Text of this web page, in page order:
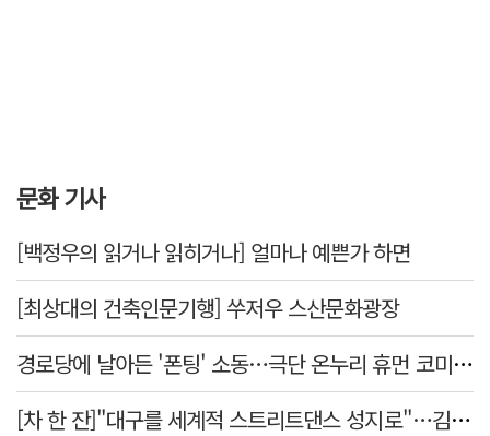
문화 기사
[백정우의 읽거나 읽히거나] 얼마나 예쁜가 하면
[최상대의 건축인문기행] 쑤저우 스산문화광장
경로당에 날아든 '폰팅' 소동…극단 온누리 휴먼 코미디 연극, 19일 개막
[차 한 잔]"대구를 세계적 스트리트댄스 성지로"…김민중 대구경북스트릿댄스협회장